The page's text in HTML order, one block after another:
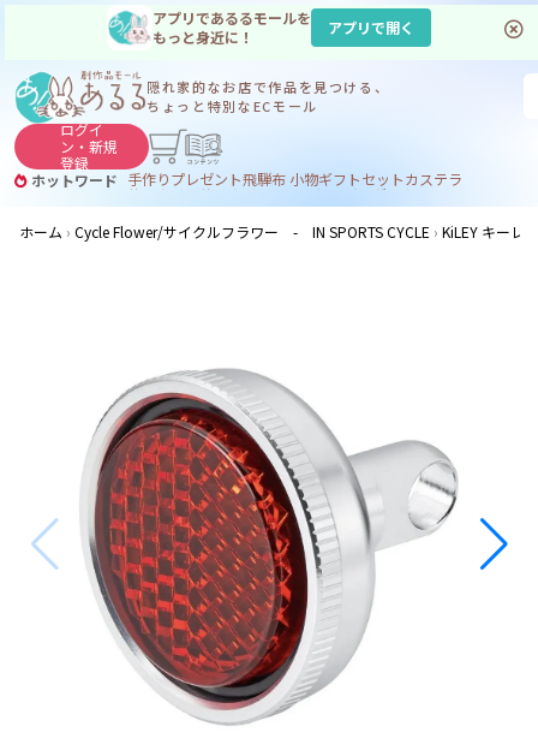
アプリであるるモールを
もっと身近に！
アプリで開く
隠れ家的なお店で作品を見つける、
ちょっと特別なECモール
ログイ
ン・新規
登録
ホットワード 手作りプレゼント飛騨布 小物ギフトセットカステラ
サヌカイト コーヒー
ジンギスカン
ホーム
Cycle Flower/サイクルフラワー - IN SPORTS CYCLE KiLEY キー